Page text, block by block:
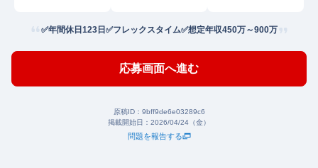
✅年間休日123日✅フレックスタイム✅想定年収450万～900万
応募画面へ進む
原稿ID： 9bff9de6e03289c6
掲載開始日： 2026/04/24（金）
問題を報告する